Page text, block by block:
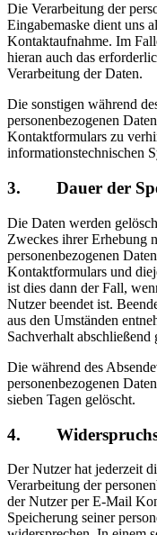
Die Verarbeitung der
Eingabemaske dient uns
Kontaktaufnahme. Im
hieran auch das
Verarbeitung der Daten.
Die sonstigen während
personenbezogenen
Kontaktformulars zu
informationstechnischen
3. Dauer der
Die Daten werden
Zweckes ihrer Erhebung
personenbezogenen
Kontaktformulars und
ist dies dann der Fall,
Nutzer beendet ist.
aus den Umständen
Sachverhalt abschließend
Die während des
personenbezogenen
sieben Tagen gelöscht.
4. Widerspruchs-
Der Nutzer hat jederzeit
Verarbeitung der
der Nutzer per E-Mail
Speicherung seiner